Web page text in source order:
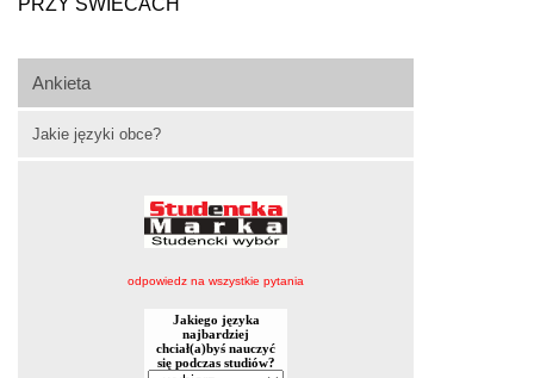
Ankieta
Jakie języki obce?
odpowiedz na wszystkie pytania
PRZY ŚWIECACH